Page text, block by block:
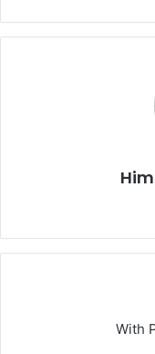
c
e
st
o
ai
l
With